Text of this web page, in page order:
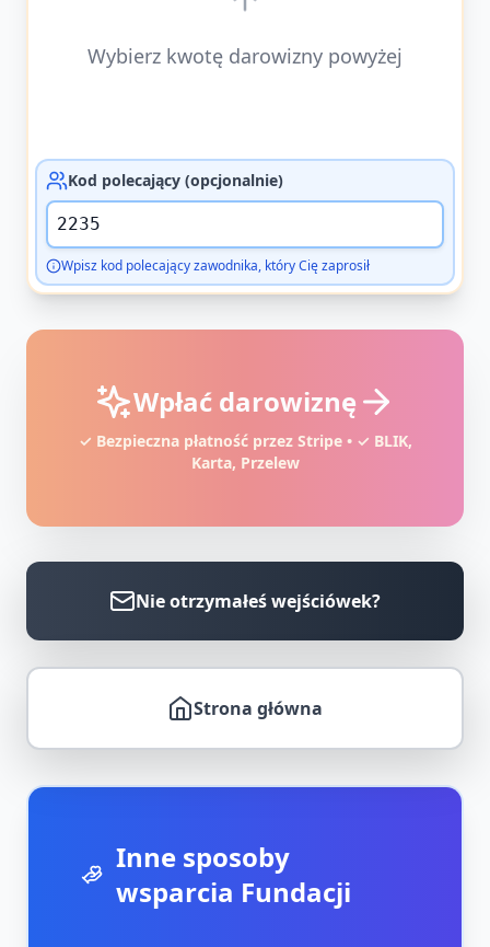
Wybierz kwotę darowizny powyżej
Kod polecający (opcjonalnie)
Wpisz kod polecający zawodnika, który Cię zaprosił
Wpłać darowiznę
✓ Bezpieczna płatność przez Stripe • ✓ BLIK,
Karta, Przelew
Nie otrzymałeś wejściówek?
Strona główna
Inne sposoby
wsparcia Fundacji